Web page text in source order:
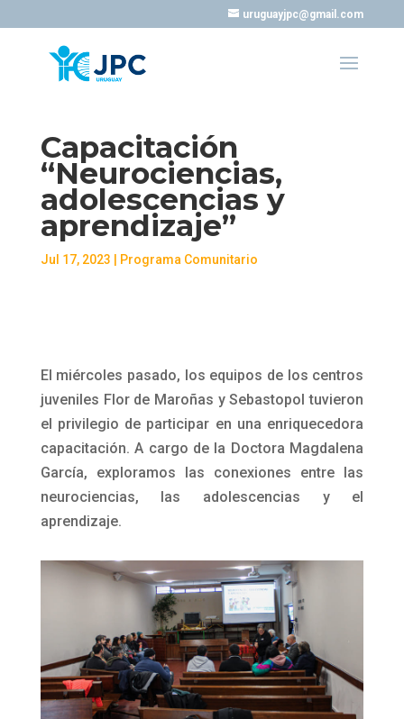
uruguayjpc@gmail.com
Capacitación
“Neurociencias,
adolescencias y
aprendizaje”
Jul 17, 2023 Programa Comunitario
El miércoles pasado, los equipos de los centros
juveniles Flor de Maroñas y Sebastopol tuvieron
el privilegio de participar en una enriquecedora
capacitación. A cargo de la Doctora Magdalena
García, exploramos las conexiones entre las
neurociencias, las adolescencias y el
aprendizaje.